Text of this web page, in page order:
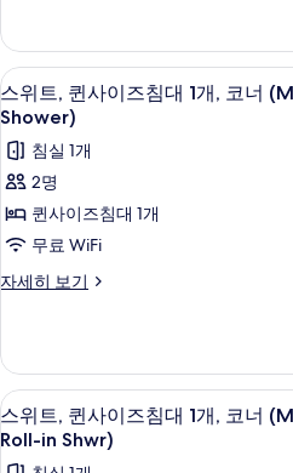
모
두
보
기
세
히
보
기
대
개,
코
너
사
진
모
두
사
이
즈
침
개,
너
자
히
스
위
트,
퀸
사
이
즈
1
개,
코
너
5
스위트, 퀸사이즈침대 1개, 코너
Shower)
침실 1개
2명
퀸사이즈침대 1개
무료 WiFi
자세히 보기
스
사
이
즈
침
스
위
트,
5
스위트, 퀸사이즈침대 1개, 코너
Roll-in Shwr)